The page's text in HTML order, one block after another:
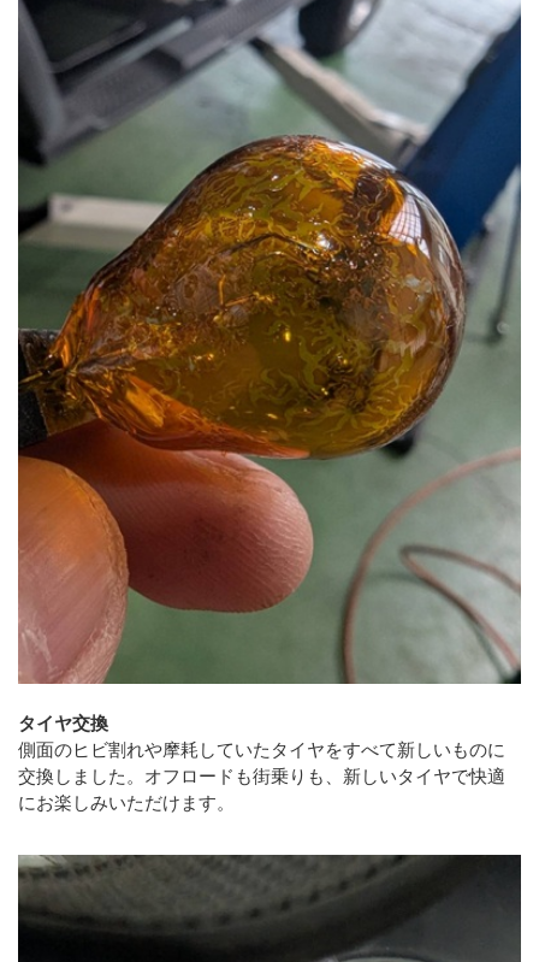
タイヤ交換
側面のヒビ割れや摩耗していたタイヤをすべて新しいものに
交換しました。オフロードも街乗りも、新しいタイヤで快適
にお楽しみいただけます。